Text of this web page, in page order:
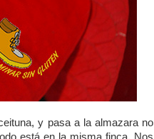
y pasa a la almazara no
está en la misma finca. Nos